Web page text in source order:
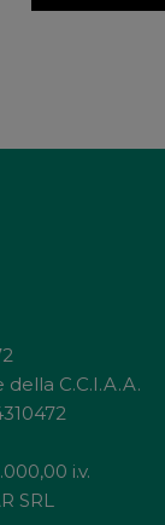
C.C.I.A.A.
i.v.
SRL